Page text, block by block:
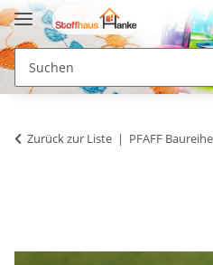
Zurück zur Liste PFAFF